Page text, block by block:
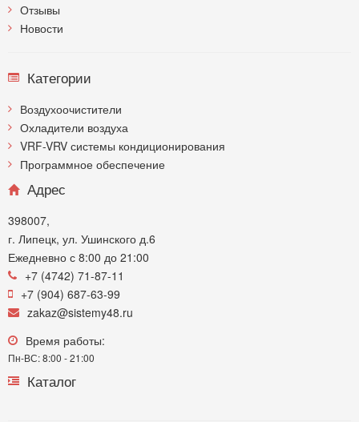
Отзывы
Новости
Категории
Воздухоочистители
Охладители воздуха
VRF-VRV системы кондиционирования
Программное обеспечение
Адрес
398007,
г. Липецк, ул. Ушинского д.6
Ежедневно с 8:00 до 21:00
+7 (4742) 71-87-11
+7 (904) 687-63-99
zakaz@sistemy48.ru
Время работы:
Пн-ВС: 8:00 - 21:00
Каталог